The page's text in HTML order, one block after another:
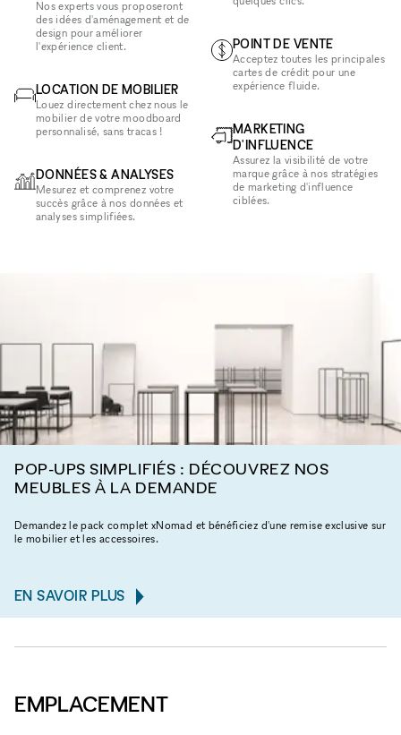
Nos experts vous proposeront
des idées d'aménagement et de
design pour améliorer
l'expérience client.
LOCATION DE MOBILIER
Louez directement chez nous le
mobilier de votre moodboard
personnalisé, sans tracas !
DONNÉES & ANALYSES
Mesurez et comprenez votre
succès grâce à nos données et
analyses simplifiées.
POINT DE VENTE
Acceptez toutes les principales
cartes de crédit pour une
expérience fluide.
MARKETING
D'INFLUENCE
Assurez la visibilité de votre
marque grâce à nos stratégies
de marketing d'influence
ciblées.
POP-UPS SIMPLIFIÉS : DÉCOUVREZ NOS
MEUBLES À LA DEMANDE
Demandez le pack complet xNomad et bénéficiez d'une remise exclusive sur
le mobilier et les accessoires.
EN SAVOIR PLUS
EMPLACEMENT